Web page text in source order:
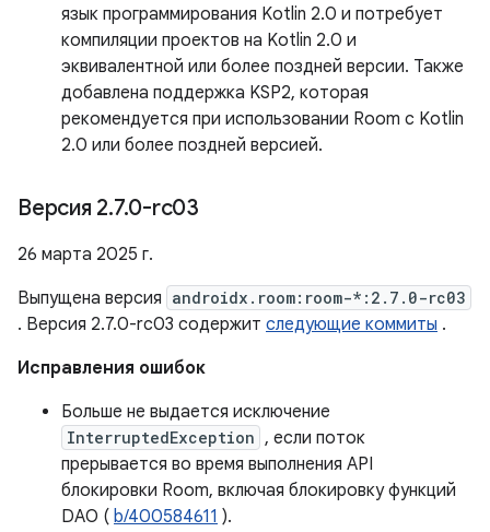
язык программирования Kotlin 2.0 и потребует
компиляции проектов на Kotlin 2.0 и
эквивалентной или более поздней версии. Также
добавлена ​​поддержка KSP2, которая
рекомендуется при использовании Room с Kotlin
2.0 или более поздней версией.
Версия 2.7.0-rc03
26 марта 2025 г.
Выпущена версия androidx.room:room-*:2.7.0-rc03
. Версия 2.7.0-rc03 содержит следующие коммиты .
Исправления ошибок
Больше не выдается исключение
InterruptedException , если поток
прерывается во время выполнения API
блокировки Room, включая блокировку функций
DAO ( b/400584611 ).